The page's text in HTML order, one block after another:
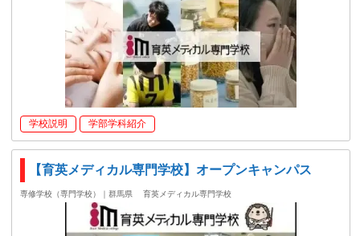
学校説明 学部学科紹介
【育英メディカル専門学校】オープンキャンパス
専修学校（専門学校）｜群馬県 育英メディカル専門学校